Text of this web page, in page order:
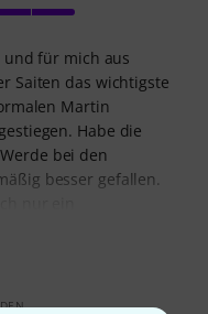
und für mich aus
Saiten das wichtigste
Martin
Habe die
bei den
besser gefallen.